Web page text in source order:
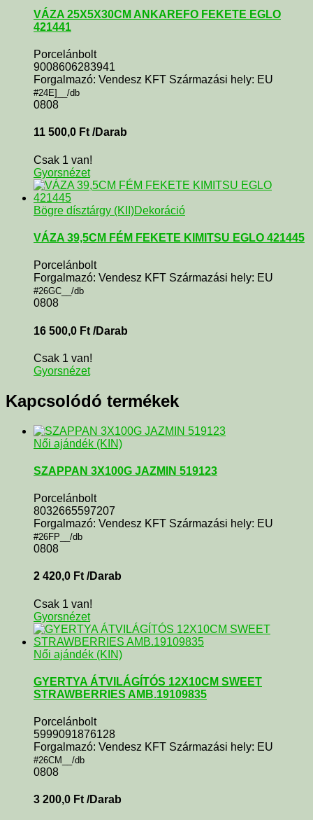
VÁZA 25X5X30CM ANKAREFO FEKETE EGLO
421441
Porcelánbolt
9008606283941
Forgalmazó: Vendesz KFT Származási hely: EU
#24E]__/db
0808
11 500,0 Ft /Darab
Csak 1 van!
Gyorsnézet
Bögre dísztárgy (KII)Dekoráció
VÁZA 39,5CM FÉM FEKETE KIMITSU EGLO 421445
Porcelánbolt
Forgalmazó: Vendesz KFT Származási hely: EU
#26GC__/db
0808
16 500,0 Ft /Darab
Csak 1 van!
Gyorsnézet
Kapcsolódó termékek
Női ajándék (KIN)
SZAPPAN 3X100G JAZMIN 519123
Porcelánbolt
8032665597207
Forgalmazó: Vendesz KFT Származási hely: EU
#26FP__/db
0808
2 420,0 Ft /Darab
Csak 1 van!
Gyorsnézet
Női ajándék (KIN)
GYERTYA ÁTVILÁGÍTÓS 12X10CM SWEET
STRAWBERRIES AMB.19109835
Porcelánbolt
5999091876128
Forgalmazó: Vendesz KFT Származási hely: EU
#26CM__/db
0808
3 200,0 Ft /Darab